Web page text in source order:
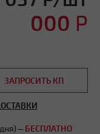
000 Р
ЗАПРОСИТЬ КП
– БЕСПЛАТНО